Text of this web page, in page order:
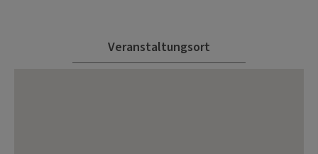
Veranstaltungsort